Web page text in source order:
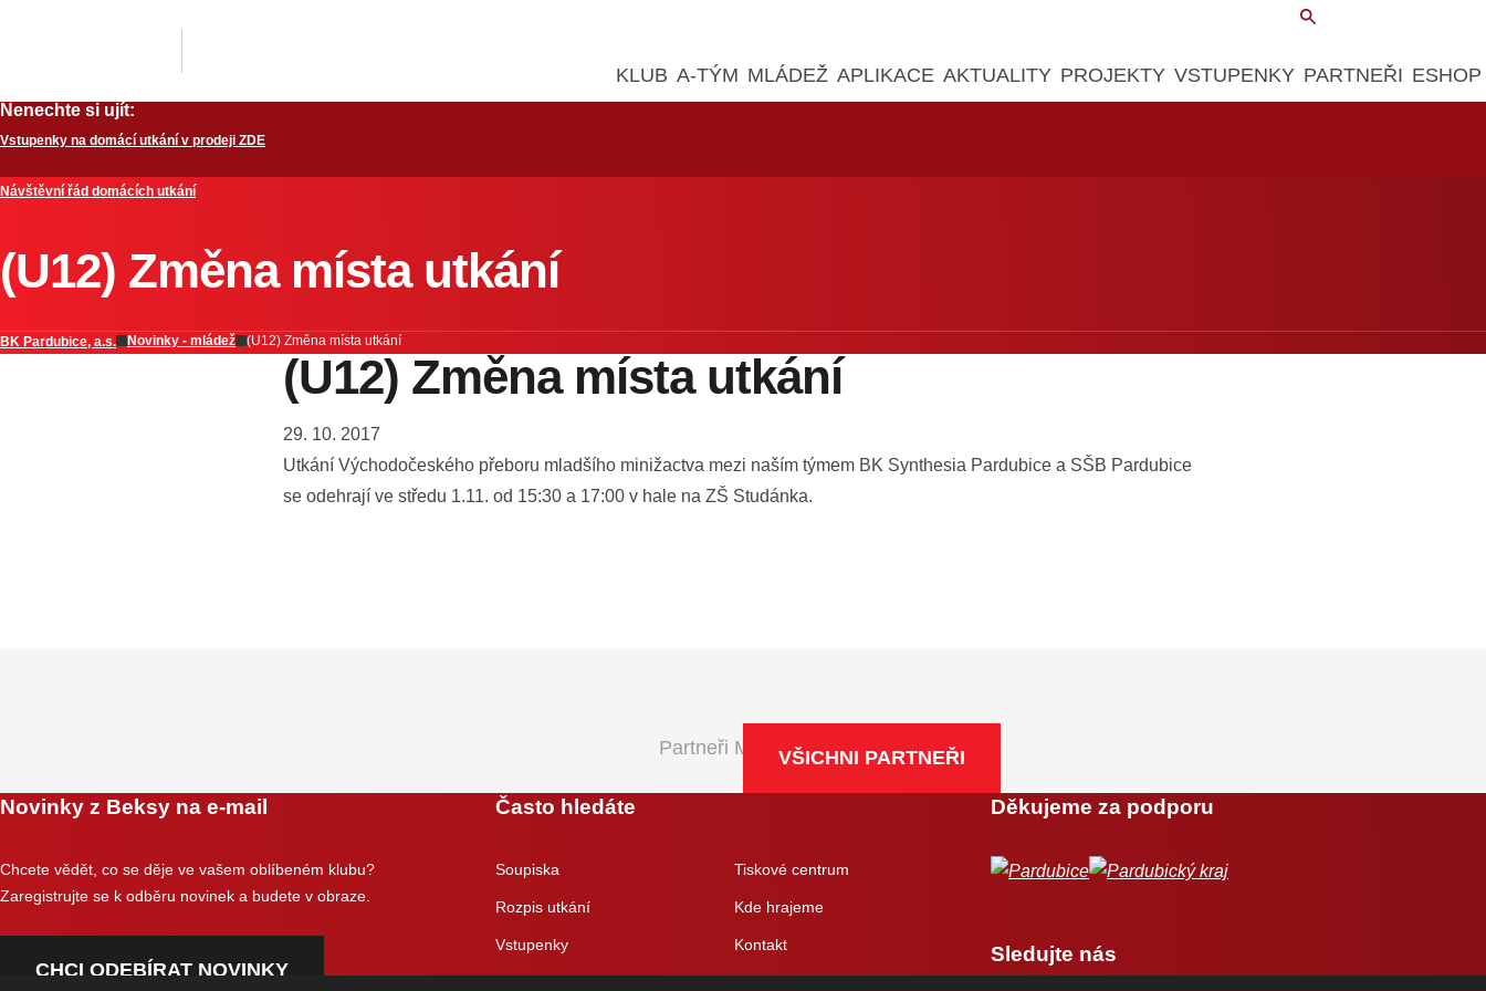
KLUB A-TÝM MLÁDEŽ APLIKACE AKTUALITY PROJEKTY VSTUPENKY PARTNEŘI ESHOP
Nenechte si ujít:
Vstupenky na domácí utkání v prodeji ZDE
Návštěvní řád domácích utkání
(U12) Změna místa utkání
BK Pardubice, a.s. Novinky - mládež (U12) Změna místa utkání
(U12) Změna místa utkání
29. 10. 2017
Utkání Východočeského přeboru mladšího minižactva mezi naším týmem BK Synthesia Pardubice a SŠB Pardubice
se odehrají ve středu 1.11. od 15:30 a 17:00 v hale na ZŠ Studánka.
Partneři Maxa NBLVŠICHNI PARTNEŘI
Novinky z Beksy na e-mail
Chcete vědět, co se děje ve vašem oblíbeném klubu?
Zaregistrujte se k odběru novinek a budete v obraze.
CHCI ODEBÍRAT NOVINKY
Často hledáte
Soupiska
Rozpis utkání
Vstupenky
Tiskové centrum
Kde hrajeme
Kontakt
Děkujeme za podporu
Sledujte nás